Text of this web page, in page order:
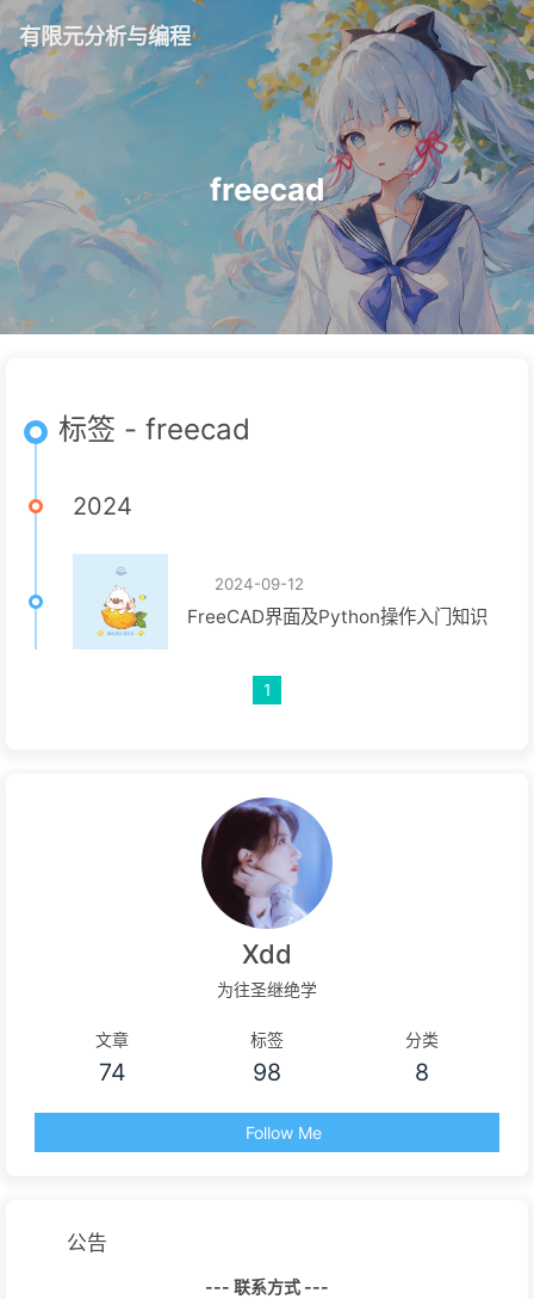
有限元分析与编程
freecad
标签 - freecad
2024
2024-09-12
FreeCAD界面及Python操作入门知识
1
Xdd
为往圣继绝学
文章
74
标签
98
分类
8
Follow Me
公告
--- 联系方式 ---